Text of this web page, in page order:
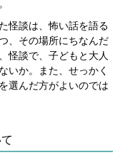
怪談は、怖い話を語る
、その場所にちなんだ
怪談で、子どもと大人
いか。また、せっかく
選んだ方がよいのでは